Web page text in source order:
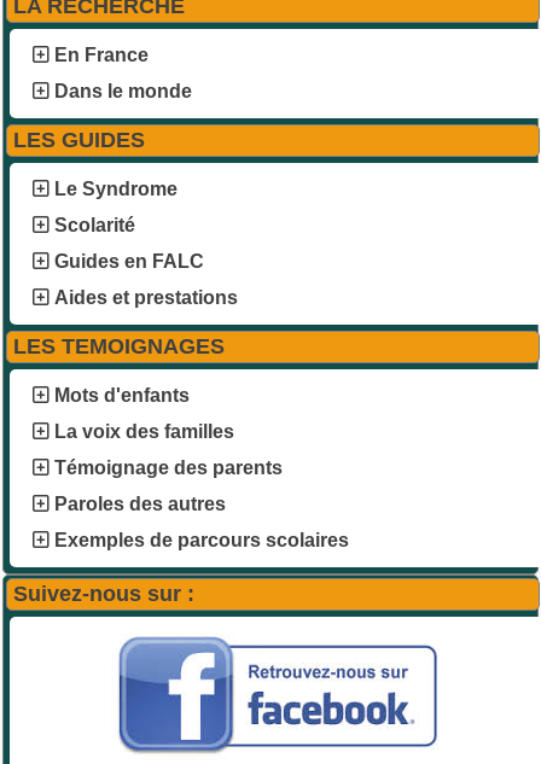
LA RECHERCHE
En France
Dans le monde
LES GUIDES
Le Syndrome
Scolarité
Guides en FALC
Aides et prestations
LES TEMOIGNAGES
Mots d'enfants
La voix des familles
Témoignage des parents
Paroles des autres
Exemples de parcours scolaires
Suivez-nous sur :